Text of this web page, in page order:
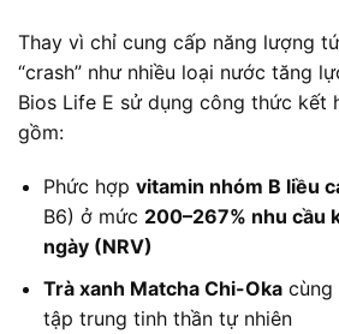
Thay vì chỉ cung cấp năng lượng
“crash” như nhiều loại nước tăng
Bios Life E sử dụng công thức kết
gồm:
Phức hợp vitamin nhóm B liều
B6) ở mức 200–267% nhu cầu
ngày (NRV)
Trà xanh Matcha Chi-Okacùng
tập trung tinh thần tự nhiên